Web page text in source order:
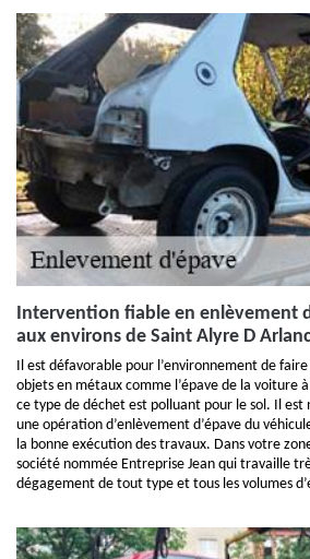
Intervention fiable en enlèvement
aux environs de Saint Alyre D
Il est défavorable pour l’environnement de
objets en métaux comme l’épave de la voiture
ce type de déchet est polluant pour le sol. Il est
une opération d’enlèvement d’épave du
la bonne exécution des travaux. Dans votre
société nommée Entreprise Jean qui travaille
dégagement de tout type et tous les volumes